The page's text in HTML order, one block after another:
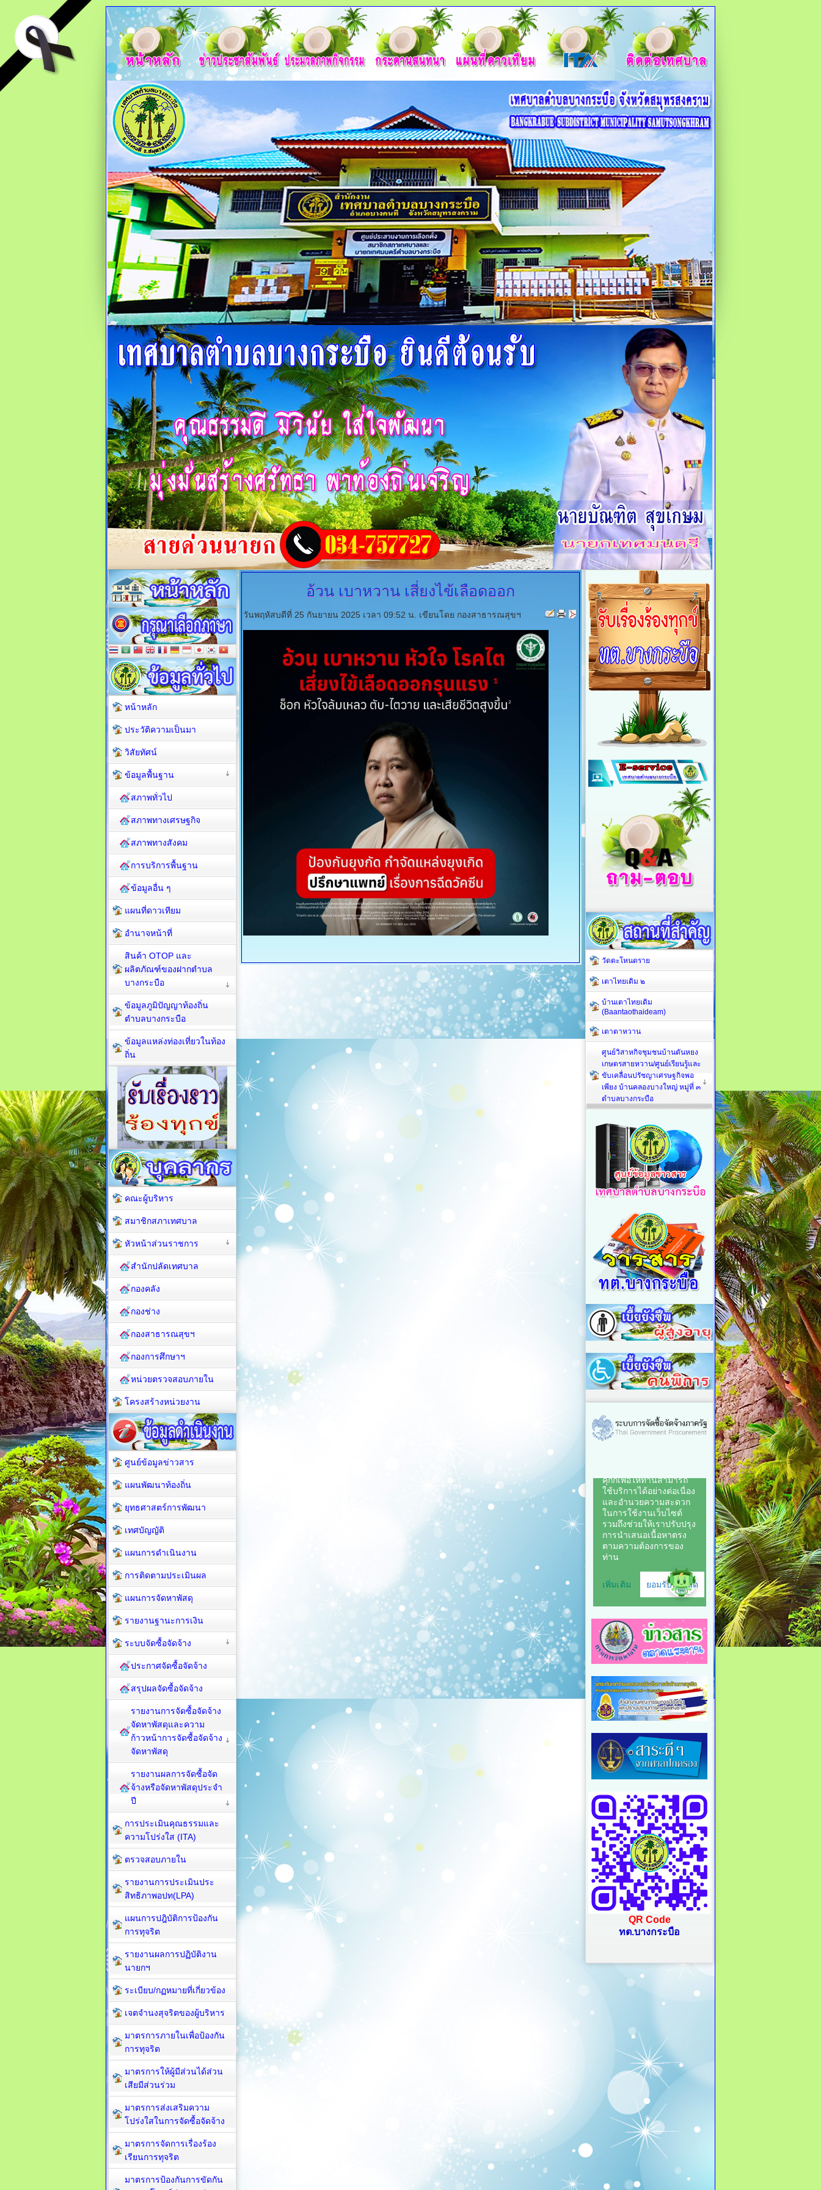
อ้วน เบาหวาน เสี่ยงไข้เลือดออก
วันพฤหัสบดีที่ 25 กันยายน 2025 เวลา 09:52 น. เขียนโดย กองสาธารณสุขฯ
หน้าหลัก
ประวัติความเป็นมา
วิสัยทัศน์
ข้อมูลพื้นฐาน
สภาพทั่วไป
สภาพทางเศรษฐกิจ
สภาพทางสังคม
การบริการพื้นฐาน
ข้อมูลอื่น ๆ
แผนที่ดาวเทียม
อำนาจหน้าที่
สินค้า OTOP และ
ผลิตภัณฑ์ของฝากตำบล
บางกระบือ
ข้อมูลภูมิปัญญาท้องถิ่น
ตำบลบางกระบือ
ข้อมูลแหล่งท่องเที่ยวในท้อง
ถิ่น
คณะผู้บริหาร
สมาชิกสภาเทศบาล
หัวหน้าส่วนราชการ
สำนักปลัดเทศบาล
กองคลัง
กองช่าง
กองสาธารณสุขฯ
กองการศึกษาฯ
หน่วยตรวจสอบภายใน
โครงสร้างหน่วยงาน
ศูนย์ข้อมูลข่าวสาร
แผนพัฒนาท้องถิ่น
ยุทธศาสตร์การพัฒนา
เทศบัญญัติ
แผนการดำเนินงาน
การติดตามประเมินผล
แผนการจัดหาพัสดุ
รายงานฐานะการเงิน
ระบบจัดซื้อจัดจ้าง
ประกาศจัดซื้อจัดจ้าง
สรุปผลจัดซื้อจัดจ้าง
รายงานการจัดซื้อจัดจ้าง
จัดหาพัสดุและความ
ก้าวหน้าการจัดซื้อจัดจ้าง
จัดหาพัสดุ
รายงานผลการจัดซื้อจัด
จ้างหรือจัดหาพัสดุประจำ
ปี
การประเมินคุณธรรมและ
ความโปร่งใส (ITA)
ตรวจสอบภายใน
รายงานการประเมินประ
สิทธิภาพอปท(LPA)
แผนการปฎิบัติการป้องกัน
การทุจริต
รายงานผลการปฏิบัติงาน
นายกฯ
ระเบียบ/กฏหมายที่เกี่ยวข้อง
เจตจำนงสุจริตของผู้บริหาร
มาตรการภายในเพื่อป้องกัน
การทุจริต​
มาตรการให้ผู้มีส่วนได้ส่วน
เสียมีส่วนร่วม
มาตรการส่งเสริมความ
โปร่งใสในการจัดซื้อจัดจ้าง
มาตรการจัดการเรื่องร้อง
เรียนการทุจริต
มาตรการป้องกันการขัดกัน
วัดตะโหนดราย
เตาไทยเดิม ๒
บ้านเตาไทยเดิม
(Baantaothaideam)
เตาตาหวาน
ศูนย์วิสาหกิจชุมชนบ้านตันหยง
เกษตรสายหวาน/ศูนย์เรียนรู้และ
ขับเคลื่อนปรัชญาเศรษฐกิจพอ
เพียง บ้านคลองบางใหญ่ หมู่ที่ ๓
ตำบลบางกระบือ
QR Code
ทต.บางกระบือ